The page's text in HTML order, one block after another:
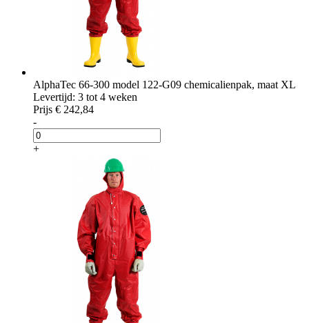
AlphaTec 66-300 model 122-G09 chemicalienpak, maat XL
Levertijd: 3 tot 4 weken
Prijs € 242,84
-
+